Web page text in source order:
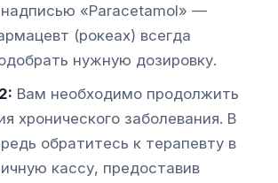
надписью «Paracetamol» —
(рокеах) всегда
нужную дозировку.
Вам необходимо продолжить
хронического заболевания. В
обратитесь к терапевту в
кассу, предоставив